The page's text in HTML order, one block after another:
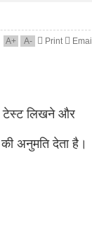
A+ A- Print Email
टेस्ट लिखने और
अनुमति देता है।